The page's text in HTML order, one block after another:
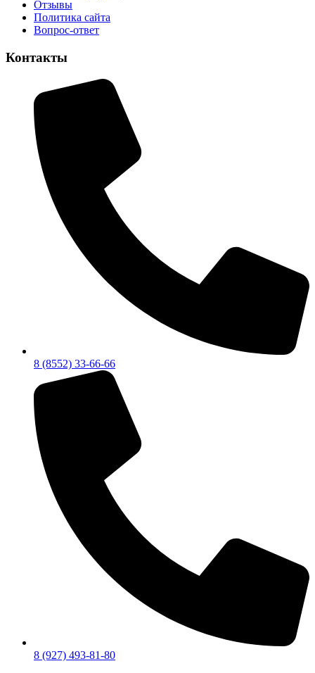
Отзывы
Политика сайта
Вопрос-ответ
Контакты
8 (8552) 33-66-66
8 (927) 493-81-80